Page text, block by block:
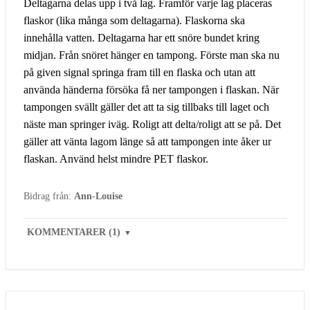
Deltagarna delas upp i två lag. Framför varje lag placeras
flaskor (lika många som deltagarna). Flaskorna ska
innehålla vatten. Deltagarna har ett snöre bundet kring
midjan. Från snöret hänger en tampong. Förste man ska nu
på given signal springa fram till en flaska och utan att
använda händerna försöka få ner tampongen i flaskan. När
tampongen svällt gäller det att ta sig tillbaks till laget och
näste man springer iväg. Roligt att delta/roligt att se på. Det
gäller att vänta lagom länge så att tampongen inte åker ur
flaskan. Använd helst mindre PET flaskor.
Bidrag från: Ann-Louise
KOMMENTARER (1) ▼